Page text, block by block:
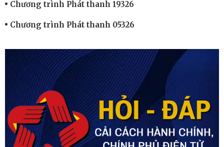
Chương trình Phát thanh 19326
Chương trình Phát thanh 05326